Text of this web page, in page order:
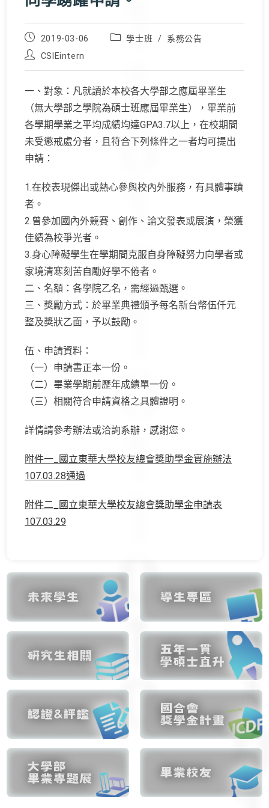
Post
published:
2019-03-06
Post
學士班 /
系務公告
Post
CSIEintern
一、對象：凡就讀於本校各大學部之應屆畢業生
（無大學部之學院為碩士班應屆畢業生），畢業前
各學期學業之平均成績均達GPA3.7以上，在校期間
未受懲戒處分者，且符合下列條件之一者均可提出
申請：
1.在校表現傑出或熱心參與校內外服務，有具體事蹟
者。
2.曾參加國內外競賽、創作、論文發表或展演，榮獲
佳績為校爭光者。
3.身心障礙學生在學期間克服自身障礙努力向學者或
家境清寒刻苦自勵好學不倦者。
二、名額：各學院乙名，需經過甄選。
三、獎勵方式：於畢業典禮頒予每名新台幣伍仟元
整及獎狀乙面，予以鼓勵。
伍、申請資料：
（一）申請書正本一份。
（二）畢業學期前歷年成績單一份。
（三）相關符合申請資格之具體證明。
詳情請參考辦法或洽詢系辦，感謝您。
附件一_國立東華大學校友總會獎助學金實施辦法
107.03.28通過
附件二_國立東華大學校友總會獎助學金申請表
107.03.29